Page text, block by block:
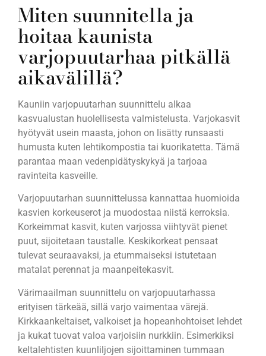
Miten suunnitella ja
hoitaa kaunista
varjopuutarhaa pitkällä
aikavälillä?
Kauniin varjopuutarhan suunnittelu alkaa
kasvualustan huolellisesta valmistelusta. Varjokasvit
hyötyvät usein maasta, johon on lisätty runsaasti
humusta kuten lehtikompostia tai kuorikatetta. Tämä
parantaa maan vedenpidätyskykyä ja tarjoaa
ravinteita kasveille.
Varjopuutarhan suunnittelussa kannattaa huomioida
kasvien korkeuserot ja muodostaa niistä kerroksia.
Korkeimmat kasvit, kuten varjossa viihtyvät pienet
puut, sijoitetaan taustalle. Keskikorkeat pensaat
tulevat seuraavaksi, ja etummaiseksi istutetaan
matalat perennat ja maanpeitekasvit.
Värimaailman suunnittelu on varjopuutarhassa
erityisen tärkeää, sillä varjo vaimentaa värejä.
Kirkkaankeltaiset, valkoiset ja hopeanhohtoiset lehdet
ja kukat tuovat valoa varjoisiin nurkkiin. Esimerkiksi
keltalehtisten kuunliljojen sijoittaminen tummaan